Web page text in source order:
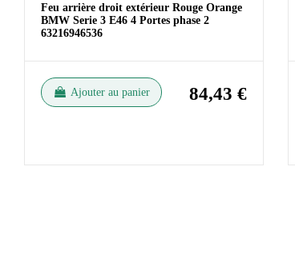
Feu arrière droit extérieur Rouge Orange
BMW Serie 3 E46 4 Portes phase 2
63216946536
Ajouter au panier 84,43 €